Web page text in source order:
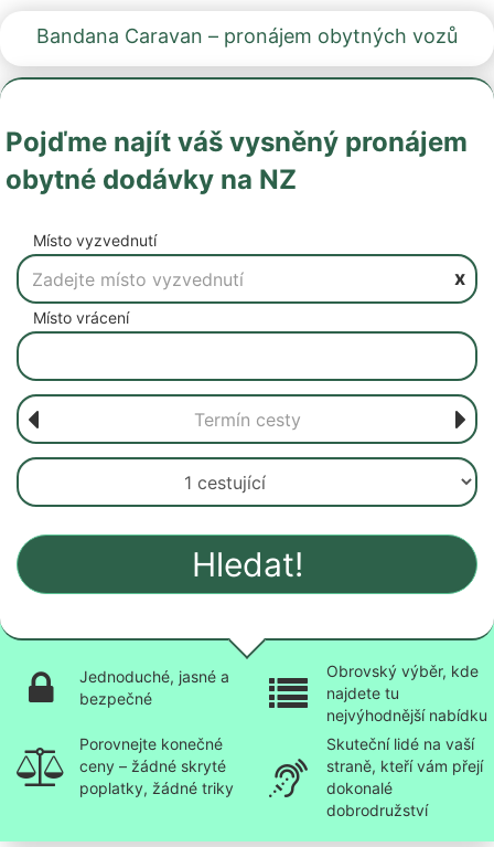
Bandana Caravan – pronájem obytných vozů
Pojďme najít váš vysněný pronájem
obytné dodávky na NZ
Místo vyzvednutí
x
Místo vrácení
Hledat!
Jednoduché, jasné a
bezpečné
Obrovský výběr, kde
najdete tu
nejvýhodnější nabídku
Porovnejte konečné
ceny – žádné skryté
poplatky, žádné triky
Skuteční lidé na vaší
straně, kteří vám přejí
dokonalé
dobrodružství